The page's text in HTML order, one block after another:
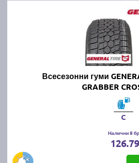
Всесезонни гуми
GRABBER
C
Налични 8